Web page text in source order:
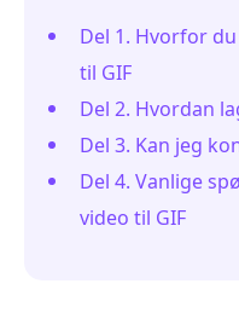
Del 1. Hvorfor
til GIF
Del 2. Hvordan
Del 3. Kan jeg
Del 4. Vanlige
video til GIF